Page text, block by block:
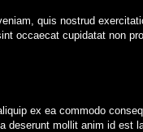
quis nostrud
occaecat cupidatat non
ex ea commodo
deserunt mollit anim id est